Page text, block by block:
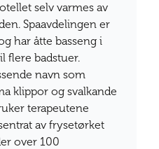
selv varmes av
Spaavdelingen er
har åtte basseng i
flere badstuer.
navn som
klippor og svalkande
terapeutene
av frysetørket
over 100